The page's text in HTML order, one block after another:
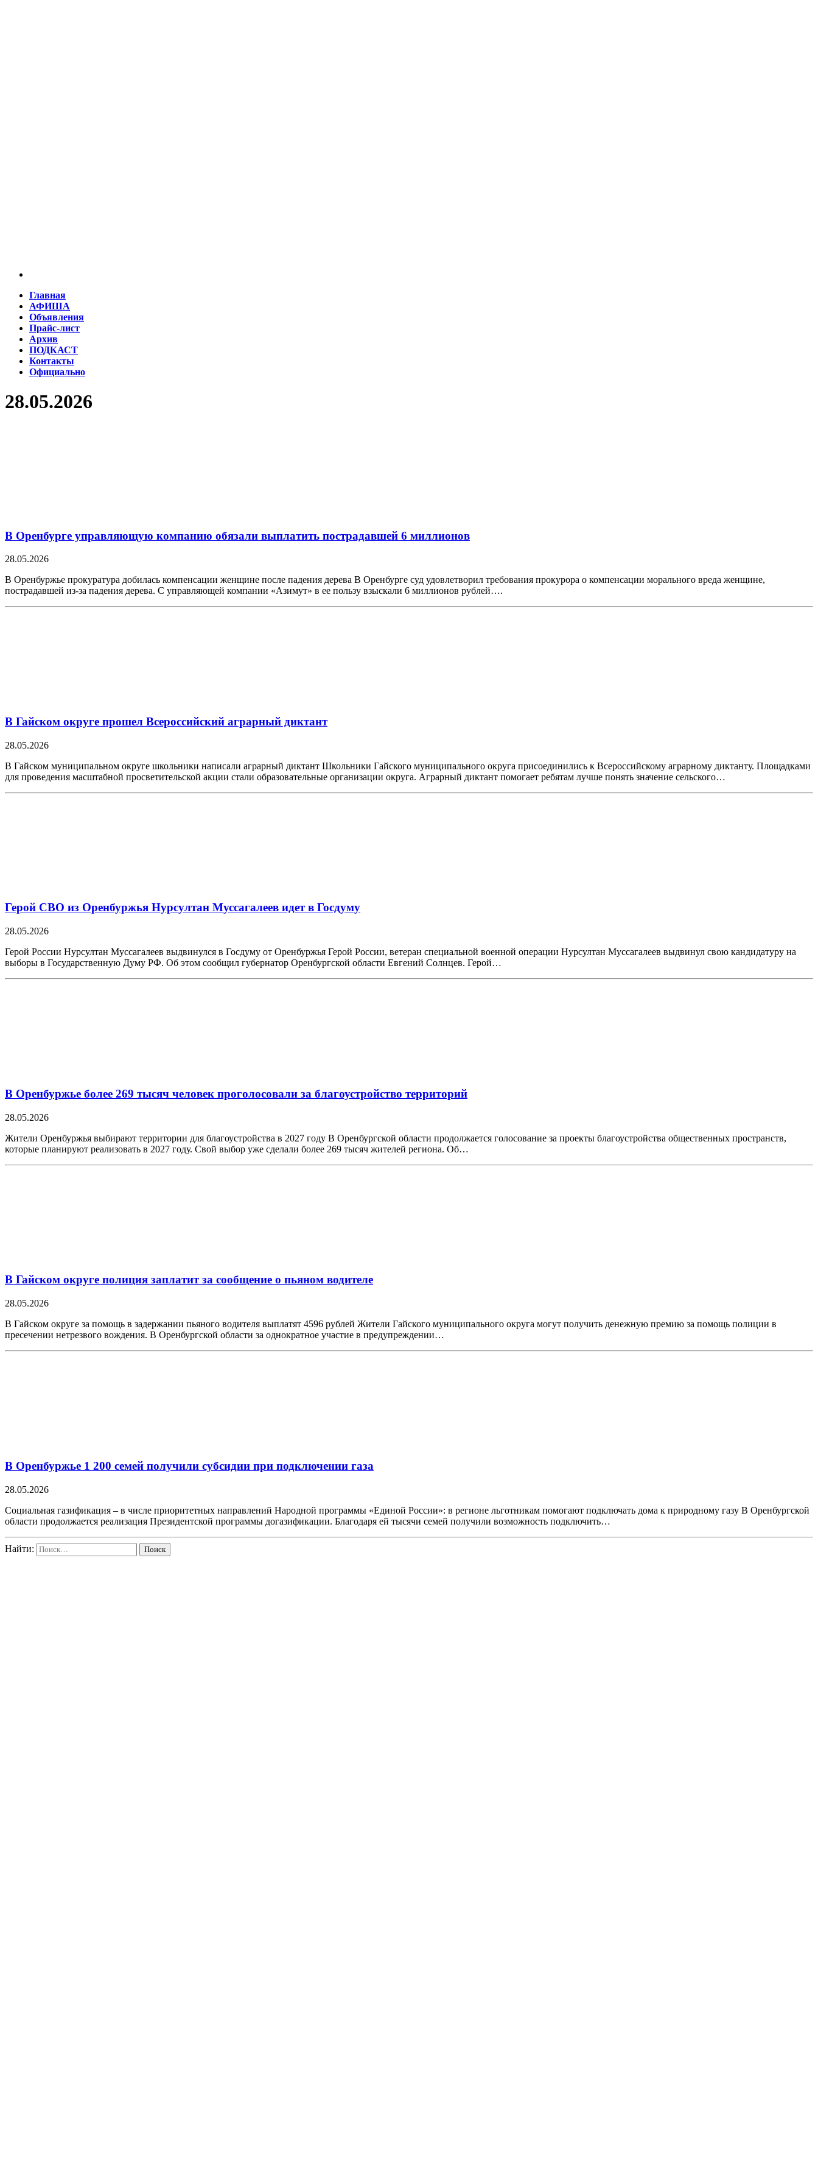
Главная
АФИША
Объявления
Прайс-лист
Архив
ПОДКАСТ
Контакты
Официально
28.05.2026
В Оренбурге управляющую компанию обязали выплатить пострадавшей 6 миллионов
28.05.2026
В Оренбуржье прокуратура добилась компенсации женщине после падения дерева В Оренбурге суд удовлетворил требования прокурора о компенсации морального вреда женщине,
пострадавшей из-за падения дерева. С управляющей компании «Азимут» в ее пользу взыскали 6 миллионов рублей….
В Гайском округе прошел Всероссийский аграрный диктант
28.05.2026
В Гайском муниципальном округе школьники написали аграрный диктант Школьники Гайского муниципального округа присоединились к Всероссийскому аграрному диктанту. Площадками
для проведения масштабной просветительской акции стали образовательные организации округа. Аграрный диктант помогает ребятам лучше понять значение сельского…
Герой СВО из Оренбуржья Нурсултан Муссагалеев идет в Госдуму
28.05.2026
Герой России Нурсултан Муссагалеев выдвинулся в Госдуму от Оренбуржья Герой России, ветеран специальной военной операции Нурсултан Муссагалеев выдвинул свою кандидатуру на
выборы в Государственную Думу РФ. Об этом сообщил губернатор Оренбургской области Евгений Солнцев. Герой…
В Оренбуржье более 269 тысяч человек проголосовали за благоустройство территорий
28.05.2026
Жители Оренбуржья выбирают территории для благоустройства в 2027 году В Оренбургской области продолжается голосование за проекты благоустройства общественных пространств,
которые планируют реализовать в 2027 году. Свой выбор уже сделали более 269 тысяч жителей региона. Об…
В Гайском округе полиция заплатит за сообщение о пьяном водителе
28.05.2026
В Гайском округе за помощь в задержании пьяного водителя выплатят 4596 рублей Жители Гайского муниципального округа могут получить денежную премию за помощь полиции в
пресечении нетрезвого вождения. В Оренбургской области за однократное участие в предупреждении…
В Оренбуржье 1 200 семей получили субсидии при подключении газа
28.05.2026
Социальная газификация – в числе приоритетных направлений Народной программы «Единой России»: в регионе льготникам помогают подключать дома к природному газу В Оренбургской
области продолжается реализация Президентской программы догазификации. Благодаря ей тысячи семей получили возможность подключить…
Найти: